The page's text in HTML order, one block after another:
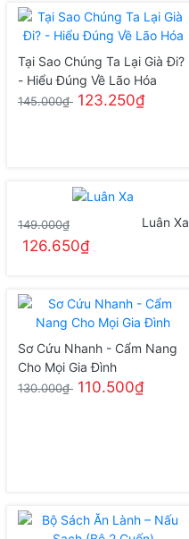
Tại Sao Chúng Ta Lại Già Đi?
- Hiểu Đúng Về Lão Hóa
145.000₫ 123.250₫
Luân Xa
149.000₫
126.650₫
Sơ Cứu Nhanh - Cẩm Nang
Cho Mọi Gia Đình
130.000₫ 110.500₫